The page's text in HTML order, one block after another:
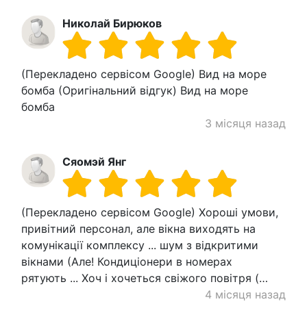
Николай Бирюков
(Перекладено сервісом Google) Вид на море
бомба (Оригінальний відгук) Вид на море
бомба
3 місяця назад
Сяомэй Янг
(Перекладено сервісом Google) Хороші умови,
привітний персонал, але вікна виходять на
комунікації комплексу ... шум з відкритими
вікнами (Але! Кондиціонери в номерах
рятують ... Хоч і хочеться свіжого повітря (…
4 місяця назад